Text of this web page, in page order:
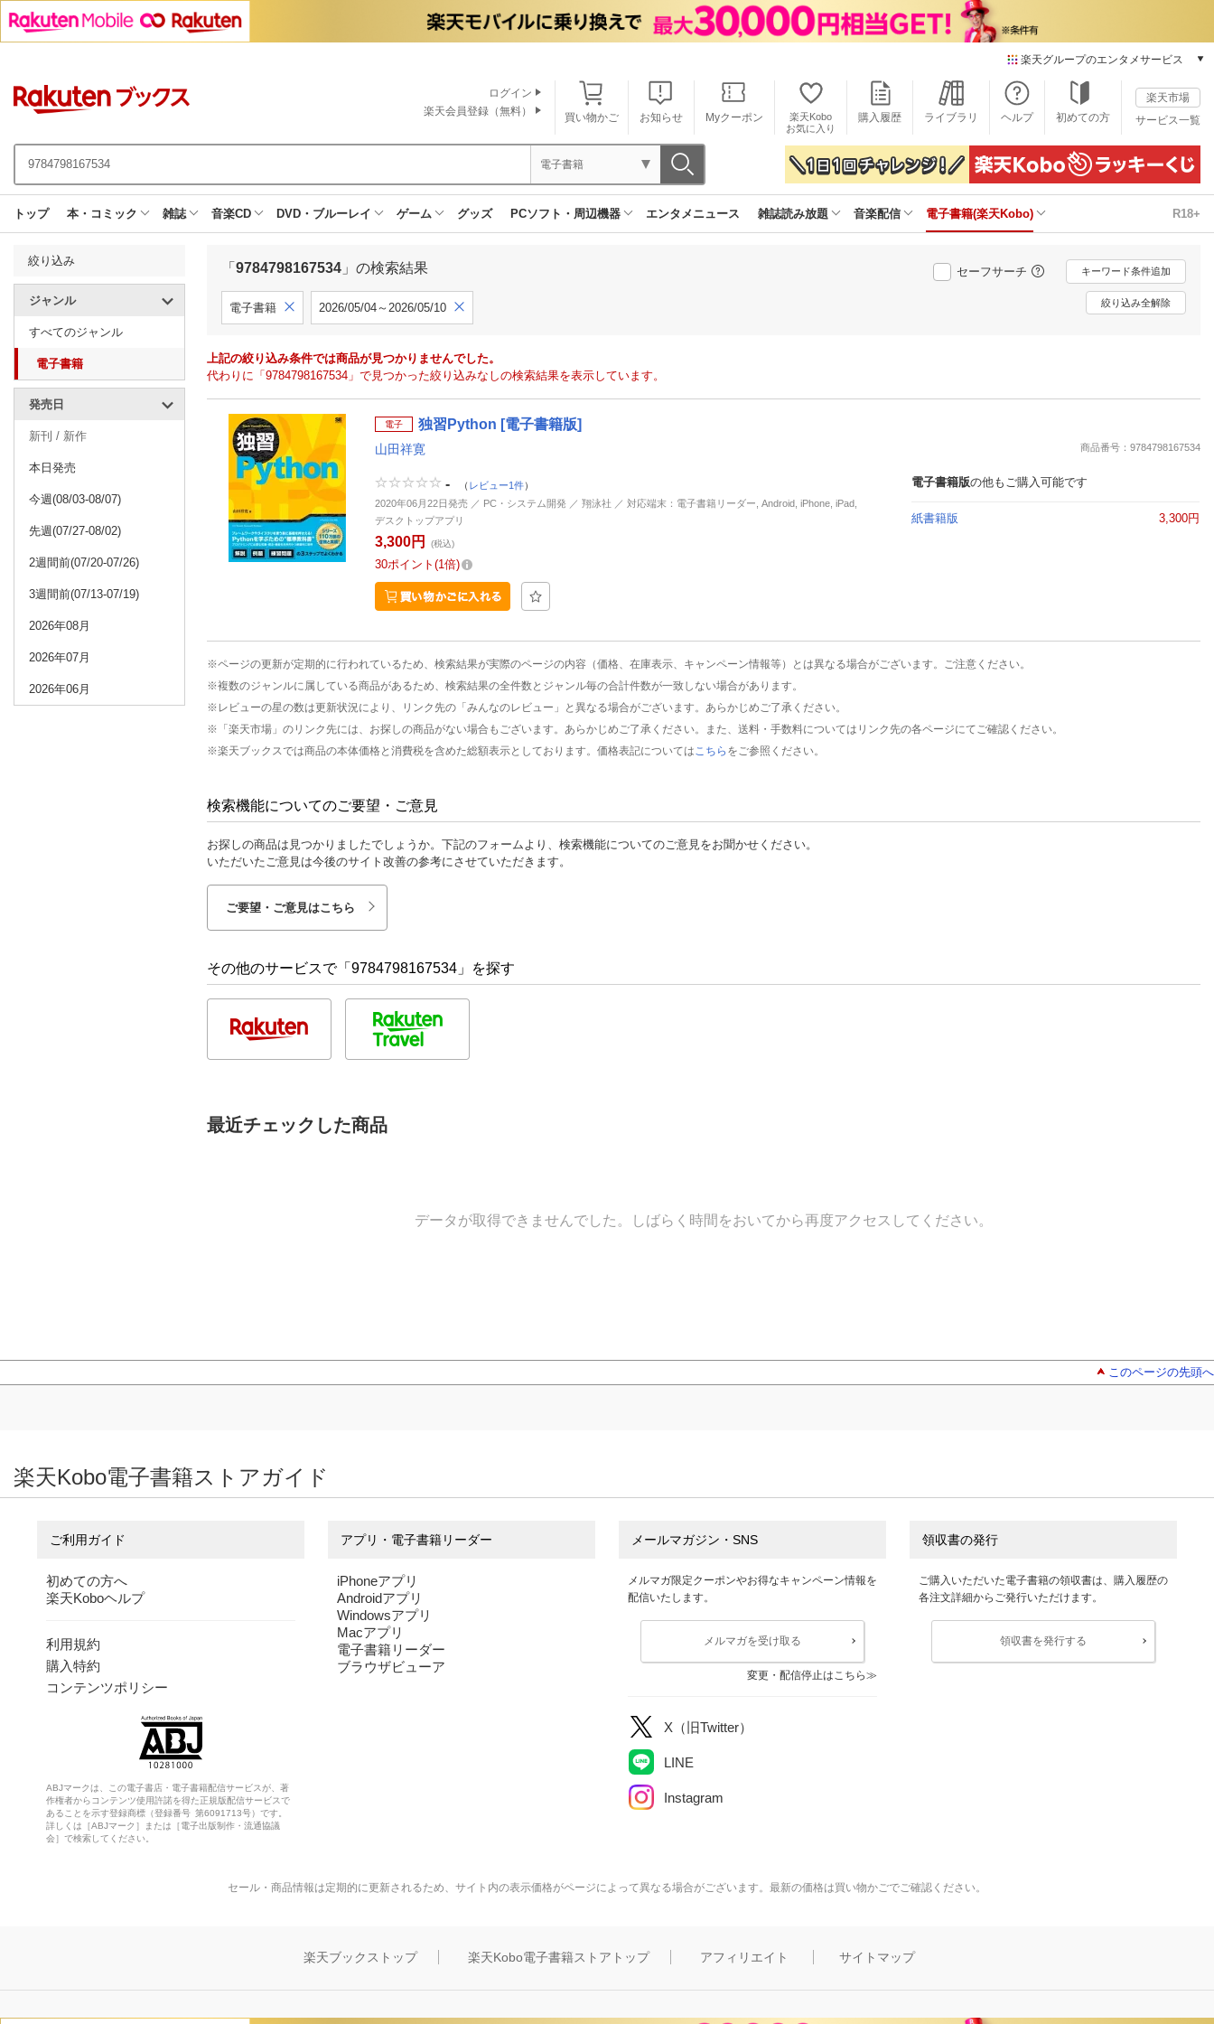
楽天グループのエンタメサービス
本/ゲーム/CD/DVD
楽天ブックス
電子書籍
楽天Kobo
雑誌読み放題
楽天ミュージック
動画配信
楽天TV
動画配信ガイド
推し楽
買い物かご お知らせ Myクーポン
楽天Kobo
お気に入り
購入履歴 ライブラリ ヘルプ 初めての方
楽天市場
サービス一覧
ログイン
楽天会員登録（無料）
電子書籍
トップ 本・コミック 雑誌 音楽CD DVD・ブルーレイ ゲーム グッズ PCソフト・周辺機器 エンタメニュース 雑誌読み放題 音楽配信 電子書籍(楽天Kobo) R18+
絞り込み
ジャンル
すべてのジャンル
電子書籍
発売日
新刊 / 新作
本日発売
今週(08/03-08/07)
先週(07/27-08/02)
2週間前(07/20-07/26)
3週間前(07/13-07/19)
2026年08月
2026年07月
2026年06月
「 9784798167534 」の検索結果 セーフサーチ キーワード条件追加
電子書籍 2026/05/04～2026/05/10 絞り込み全解除
上記の絞り込み条件では商品が見つかりませんでした。
代わりに「9784798167534」で見つかった絞り込みなしの検索結果を表示しています。
電子 独習Python [電子書籍版]
山田祥寛 商品番号：9784798167534
- （ レビュー1件）
2020年06月22日発売 ／ PC・システム開発 ／ 翔泳社 ／ 対応端末：電子書籍リーダー, Android, iPhone, iPad,
デスクトップアプリ
3,300円 (税込)
30ポイント 1倍
電子書籍版の他もご購入可能です
紙書籍版 3,300円
※ページの更新が定期的に行われているため、検索結果が実際のページの内容（価格、在庫表示、キャンペーン情報等）とは異なる場合がございます。ご注意ください。
※複数のジャンルに属している商品があるため、検索結果の全件数とジャンル毎の合計件数が一致しない場合があります。
※レビューの星の数は更新状況により、リンク先の「みんなのレビュー」と異なる場合がございます。あらかじめご了承ください。
※「楽天市場」のリンク先には、お探しの商品がない場合もございます。あらかじめご了承ください。また、送料・手数料についてはリンク先の各ページにてご確認ください。
※楽天ブックスでは商品の本体価格と消費税を含めた総額表示としております。価格表記については こちら をご参照ください。
検索機能についてのご要望・ご意見
お探しの商品は見つかりましたでしょうか。下記のフォームより、検索機能についてのご意見をお聞かせください。
いただいたご意見は今後のサイト改善の参考にさせていただきます。
ご要望・ご意見はこちら
その他のサービスで「9784798167534」を探す
最近チェックした商品
データが取得できませんでした。しばらく時間をおいてから再度アクセスしてください。
このページの先頭へ
楽天Kobo電子書籍ストアガイド
ご利用ガイド
初めての方へ
楽天Koboヘルプ
利用規約
購入特約
コンテンツポリシー
ABJマークは、この電子書店・電子書籍配信サービスが、著
作権者からコンテンツ使用許諾を得た正規版配信サービスで
あることを示す登録商標（登録番号 第6091713号）です。
詳しくは［ABJマーク］または［電子出版制作・流通協議
会］で検索してください。
アプリ・電子書籍リーダー
iPhoneアプリ
Androidアプリ
Windowsアプリ
Macアプリ
電子書籍リーダー
ブラウザビューア
メールマガジン・SNS
メルマガ限定クーポンやお得なキャンペーン情報を
配信いたします。
メルマガを受け取る
変更・配信停止はこちら
X（旧Twitter）
LINE
Instagram
領収書の発行
ご購入いただいた電子書籍の領収書は、購入履歴の
各注文詳細からご発行いただけます。
領収書を発行する
セール・商品情報は定期的に更新されるため、サイト内の表示価格がページによって異なる場合がございます。最新の価格は買い物かごでご確認ください。
楽天ブックストップ 楽天Kobo電子書籍ストアトップ アフィリエイト サイトマップ